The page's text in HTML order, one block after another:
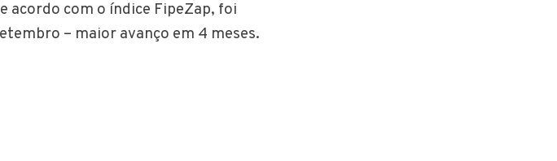
acordo com o índice FipeZap, foi
– maior avanço em 4 meses.